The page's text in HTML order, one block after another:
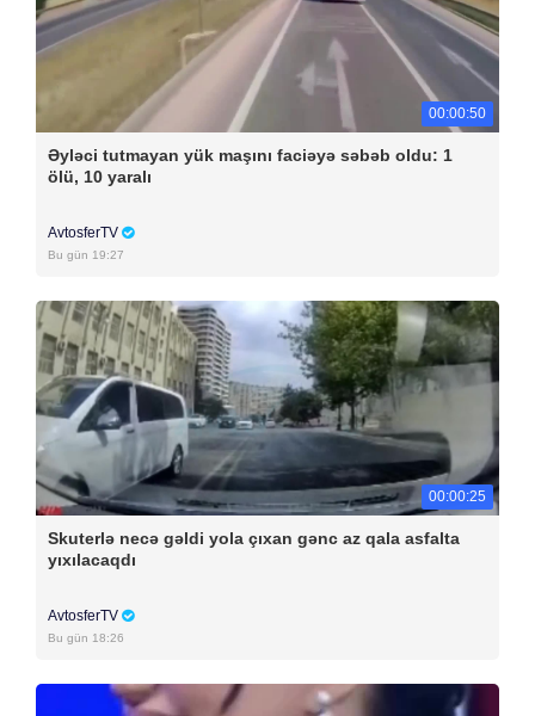
00:00:50
Əyləci tutmayan yük maşını faciəyə səbəb oldu: 1
ölü, 10 yaralı
AvtosferTV
Bu gün 19:27
00:00:25
Skuterlə necə gəldi yola çıxan gənc az qala asfalta
yıxılacaqdı
AvtosferTV
Bu gün 18:26